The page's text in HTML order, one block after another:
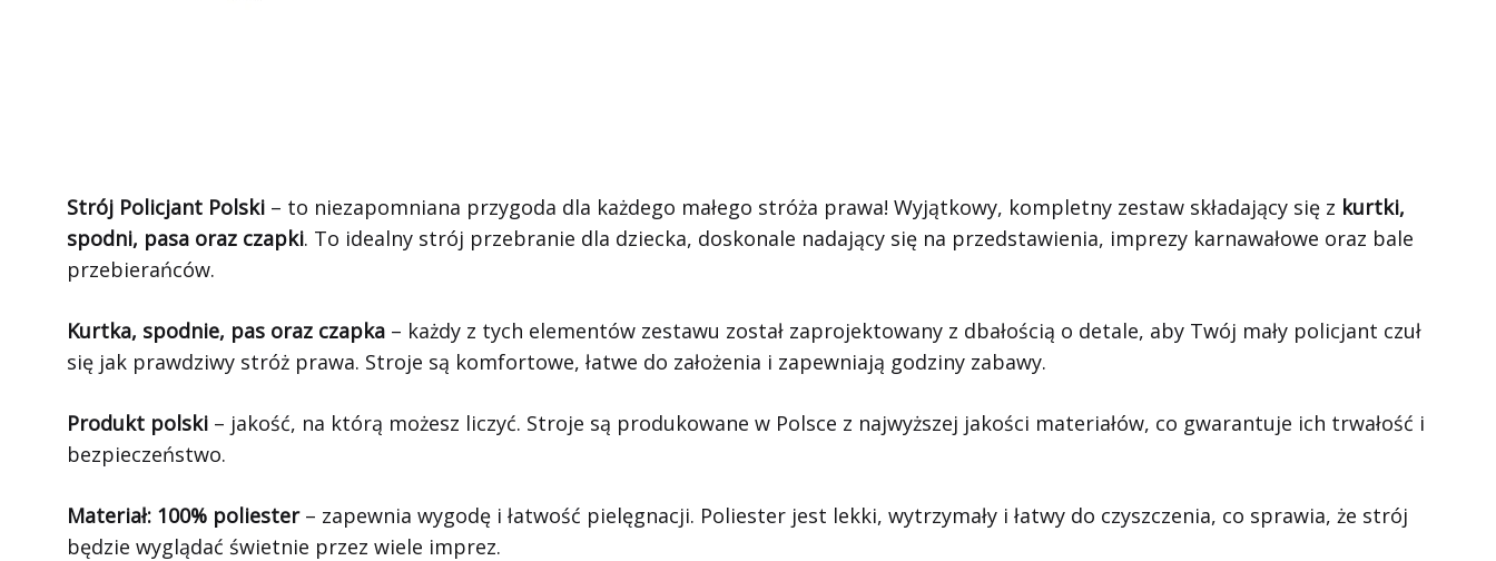
Strój Policjant Polski – to niezapomniana przygoda dla każdego małego stróża prawa! Wyjątkowy, kompletny zestaw składający się z kurtki,
spodni, pasa oraz czapki. To idealny strój przebranie dla dziecka, doskonale nadający się na przedstawienia, imprezy karnawałowe oraz bale
przebierańców.
Kurtka, spodnie, pas oraz czapka – każdy z tych elementów zestawu został zaprojektowany z dbałością o detale, aby Twój mały policjant czuł
się jak prawdziwy stróż prawa. Stroje są komfortowe, łatwe do założenia i zapewniają godziny zabawy.
Produkt polski – jakość, na którą możesz liczyć. Stroje są produkowane w Polsce z najwyższej jakości materiałów, co gwarantuje ich trwałość i
bezpieczeństwo.
Materiał: 100% poliester– zapewnia wygodę i łatwość pielęgnacji. Poliester jest lekki, wytrzymały i łatwy do czyszczenia, co sprawia, że strój
będzie wyglądać świetnie przez wiele imprez.